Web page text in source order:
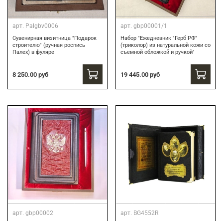
арт. Palgbv0006
Сувенирная визитница "Подарок
строителю" (ручная роспись
Палех) в фуляре
8 250.00 руб
арт. gbp00001/1
Набор "Ежедневник "Герб РФ"
(триколор) из натуральной кожи со
съемной обложкой и ручкой"
19 445.00 руб
арт. gbp00002 арт. BG4552R